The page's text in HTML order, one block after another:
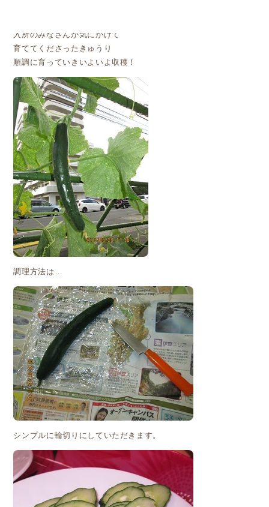
入所のみなさんが気にかけて
育ててくださったきゅうり
順調に育っていきいよいよ収穫！
調理方法は…
シンプルに輪切りにしていただきます。